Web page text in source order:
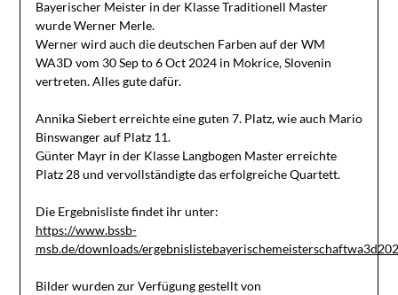
Bayerischer Meister in der Klasse Traditionell Master
wurde Werner Merle.
Werner wird auch die deutschen Farben auf der WM
WA3D vom 30 Sep to 6 Oct 2024 in Mokrice, Slovenin
vertreten. Alles gute dafür.
Annika Siebert erreichte eine guten 7. Platz, wie auch Mario
Binswanger auf Platz 11.
Günter Mayr in der Klasse Langbogen Master erreichte
Platz 28 und vervollständigte das erfolgreiche Quartett.
Die Ergebnisliste findet ihr unter:
https://www.bssb-
msb.de/downloads/
Bilder wurden zur Verfügung gestellt von